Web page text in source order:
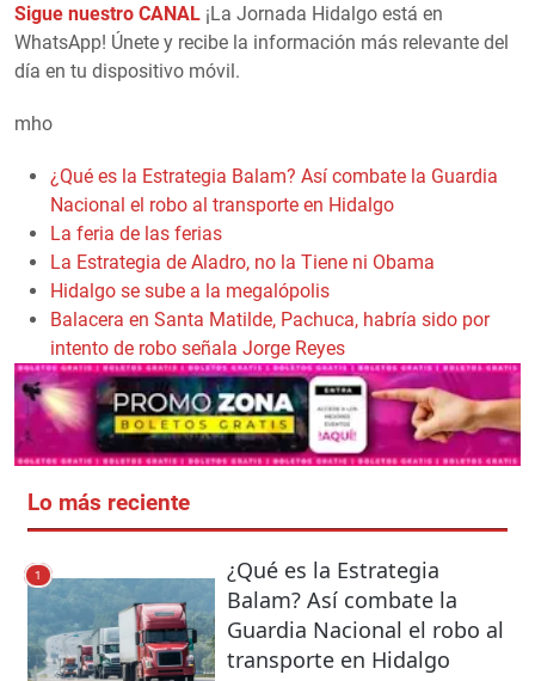
Sigue nuestro CANAL ¡La Jornada Hidalgo está en
WhatsApp! Únete y recibe la información más relevante del
día en tu dispositivo móvil.
mho
¿Qué es la Estrategia Balam? Así combate la Guardia
Nacional el robo al transporte en Hidalgo
La feria de las ferias
La Estrategia de Aladro, no la Tiene ni Obama
Hidalgo se sube a la megalópolis
Balacera en Santa Matilde, Pachuca, habría sido por
intento de robo señala Jorge Reyes
Lo más reciente
1
¿Qué es la Estrategia
Balam? Así combate la
Guardia Nacional el robo al
transporte en Hidalgo